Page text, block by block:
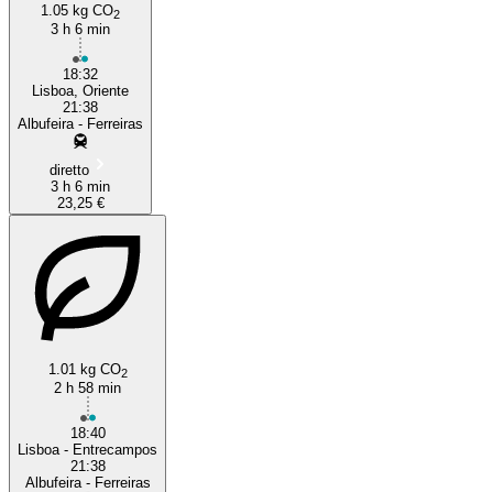
1.05 kg CO2
3 h 6 min
18:32
Lisboa, Oriente
21:38
Albufeira - Ferreiras
diretto
3 h 6 min
23,25 €
1.01 kg CO2
2 h 58 min
18:40
Lisboa - Entrecampos
21:38
Albufeira - Ferreiras